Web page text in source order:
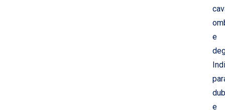
e
e